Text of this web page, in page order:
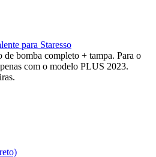
para Staresso
bomba completo + tampa. Para o
com o modelo PLUS 2023.